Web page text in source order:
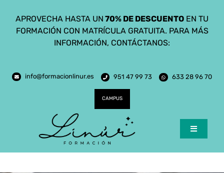
contenido
APROVECHA HASTA UN 70% DE DESCUENTO EN TU
FORMACIÓN CON MATRÍCULA GRATUITA. PARA MÁS
INFORMACIÓN, CONTÁCTANOS:
info@formacionlinur.es 951 47 99 73 633 28 96 70
CAMPUS
Toggle
Inicio